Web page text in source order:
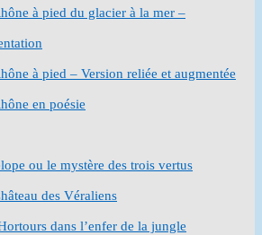
à pied du glacier à la mer –
à pied – Version reliée et augmentée
en poésie
ou le mystère des trois vertus
des Véraliens
dans l’enfer de la jungle